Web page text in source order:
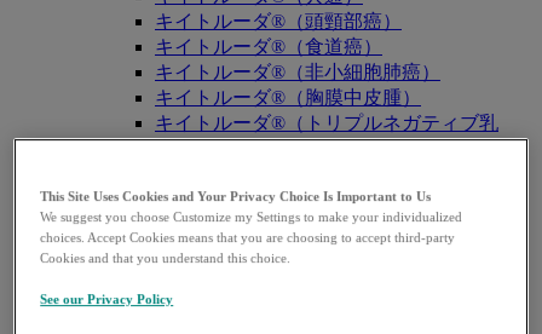
キイトルーダ®（頭頸部癌）
キイトルーダ®（食道癌）
キイトルーダ®（非小細胞肺癌）
キイトルーダ®（胸膜中皮腫）
キイトルーダ®（トリプルネガティブ乳
癌）
キイトルーダ®（胆道癌）
キイトルーダ®（腎細胞癌）
キイトルーダ®（尿路上皮癌）
キイトルーダ®（子宮頸癌）
This Site Uses Cookies and Your Privacy Choice Is Important to Us
We suggest you choose Customize my Settings to make your individualized
choices. Accept Cookies means that you are choosing to accept third-party
Cookies and that you understand this choice.
See our Privacy Policy